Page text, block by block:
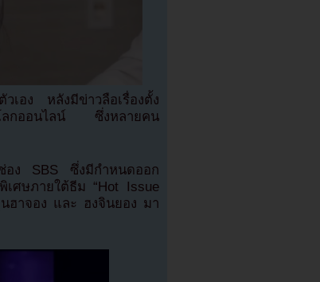
เอง หลังมีข่าวลือเรื่องตั้ง
โลกออนไลน์ ซึ่งหลายคน
ช่อง SBS ซึ่งมีกำหนดออก
ศษภายใต้ธีม “Hot Issue
ฮาจอง และ ฮงจินยอง มา